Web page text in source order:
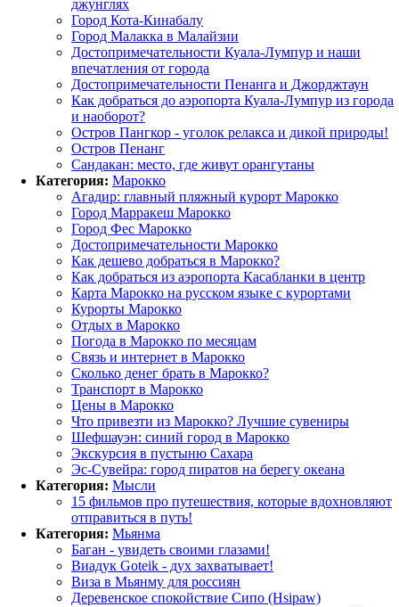
джунглях
Город Кота-Кинабалу
Город Малакка в Малайзии
Достопримечательности Куала-Лумпур и наши
впечатления от города
Достопримечательности Пенанга и Джорджтаун
Как добраться до аэропорта Куала-Лумпур из города
и наоборот?
Остров Пангкор - уголок релакса и дикой природы!
Остров Пенанг
Сандакан: место, где живут орангутаны
Категория: Марокко
Агадир: главный пляжный курорт Марокко
Город Марракеш Марокко
Город Фес Марокко
Достопримечательности Марокко
Как дешево добраться в Марокко?
Как добраться из аэропорта Касабланки в центр
Карта Марокко на русском языке с курортами
Курорты Марокко
Отдых в Марокко
Погода в Марокко по месяцам
Связь и интернет в Марокко
Сколько денег брать в Марокко?
Транспорт в Марокко
Цены в Марокко
Что привезти из Марокко? Лучшие сувениры
Шефшауэн: синий город в Марокко
Экскурсия в пустыню Сахара
Эс-Сувейра: город пиратов на берегу океана
Категория: Мысли
15 фильмов про путешествия, которые вдохновляют
отправиться в путь!
Категория: Мьянма
Баган - увидеть своими глазами!
Виадук Goteik - дух захватывает!
Виза в Мьянму для россиян
Деревенское спокойствие Сипо (Hsipaw)